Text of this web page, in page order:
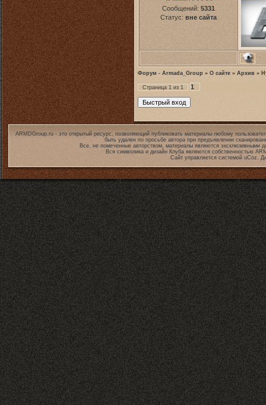
Сообщений: 5331
Статус: вне сайта
Форум - Armada_Group » О сайте » Архив »
Страница 1 из 1 1
ARMDGroup.ru - это открытый ресурс, позволяющий публиковать материалы любому
быть удален по просьбе автора при предъявлении
Все, не помеченные авторством, материалы являются эксклюзивными
Вся символика и дизайн Клуба являются собственностью
Сайт управляется системой uCoz.